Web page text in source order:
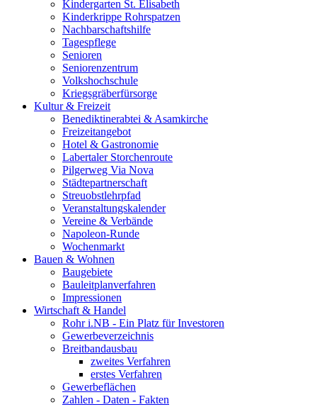
Kindergarten St. Elisabeth
Kinderkrippe Rohrspatzen
Nachbarschaftshilfe
Tagespflege
Senioren
Seniorenzentrum
Volkshochschule
Kriegsgräberfürsorge
Kultur & Freizeit
Benediktinerabtei & Asamkirche
Freizeitangebot
Hotel & Gastronomie
Labertaler Storchenroute
Pilgerweg Via Nova
Städtepartnerschaft
Streuobstlehrpfad
Veranstaltungskalender
Vereine & Verbände
Napoleon-Runde
Wochenmarkt
Bauen & Wohnen
Baugebiete
Bauleitplanverfahren
Impressionen
Wirtschaft & Handel
Rohr i.NB - Ein Platz für Investoren
Gewerbeverzeichnis
Breitbandausbau
zweites Verfahren
erstes Verfahren
Gewerbeflächen
Zahlen - Daten - Fakten